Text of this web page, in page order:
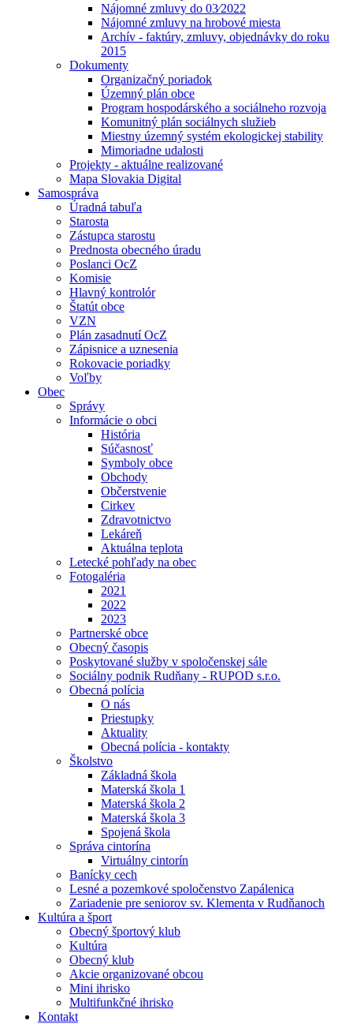
Nájomné zmluvy do 03⁄2022
Nájomné zmluvy na hrobové miesta
Archív - faktúry, zmluvy, objednávky do roku
2015
Dokumenty
Organizačný poriadok
Územný plán obce
Program hospodárského a sociálneho rozvoja
Komunitný plán sociálnych služieb
Miestny územný systém ekologickej stability
Mimoriadne udalosti
Projekty - aktuálne realizované
Mapa Slovakia Digital
Samospráva
Úradná tabuľa
Starosta
Zástupca starostu
Prednosta obecného úradu
Poslanci OcZ
Komisie
Hlavný kontrolór
Štatút obce
VZN
Plán zasadnutí OcZ
Zápisnice a uznesenia
Rokovacie poriadky
Voľby
Obec
Správy
Informácie o obci
História
Súčasnosť
Symboly obce
Obchody
Občerstvenie
Cirkev
Zdravotnictvo
Lekáreň
Aktuálna teplota
Letecké pohľady na obec
Fotogaléria
2021
2022
2023
Partnerské obce
Obecný časopis
Poskytované služby v spoločenskej sále
Sociálny podnik Rudňany - RUPOD s.r.o.
Obecná polícia
O nás
Priestupky
Aktuality
Obecná polícia - kontakty
Školstvo
Základná škola
Materská škola 1
Materská škola 2
Materská škola 3
Spojená škola
Správa cintorína
Virtuálny cintorín
Banícky cech
Lesné a pozemkové spoločenstvo Zapálenica
Zariadenie pre seniorov sv. Klementa v Rudňanoch
Kultúra a šport
Obecný športový klub
Kultúra
Obecný klub
Akcie organizované obcou
Mini ihrisko
Multifunkčné ihrisko
Kontakt